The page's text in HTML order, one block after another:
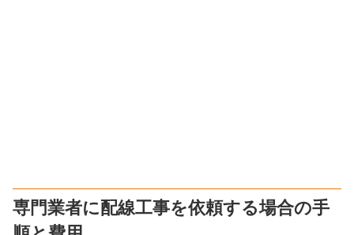
専門業者に配線工事を依頼する場合の手